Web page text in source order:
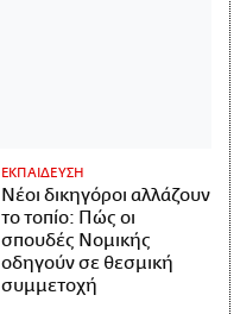
ΕΚΠΑΙΔΕΥΣΗ
Νέοι δικηγόροι αλλάζουν
το τοπίο: Πώς οι
σπουδές Νομικής
οδηγούν σε θεσμική
συμμετοχή